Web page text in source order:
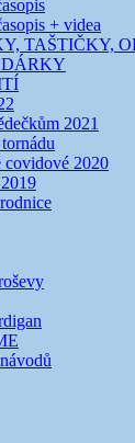
+ videa
TAŠTIČKY,
2021
covidové 2020